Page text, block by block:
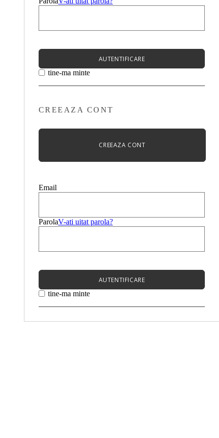
AUTENTIFICARE
tine-ma minte
CREEAZA CONT
CREEAZA CONT
Email
ParolaV-ati uitat parola?
AUTENTIFICARE
tine-ma minte